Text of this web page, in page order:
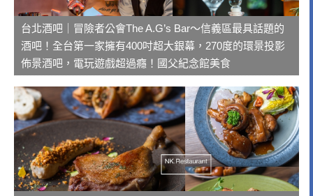
台北酒吧｜冒險者公會The A.G’s Bar～信義區最具話題的
酒吧！全台第一家擁有400吋超大銀幕，270度的環景投影
佈景酒吧，電玩遊戲超過癮！國父紀念館美食